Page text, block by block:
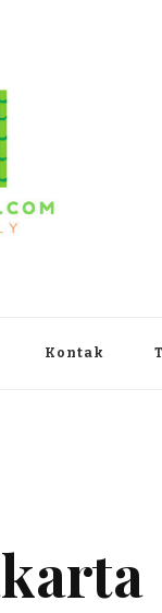
Kontak